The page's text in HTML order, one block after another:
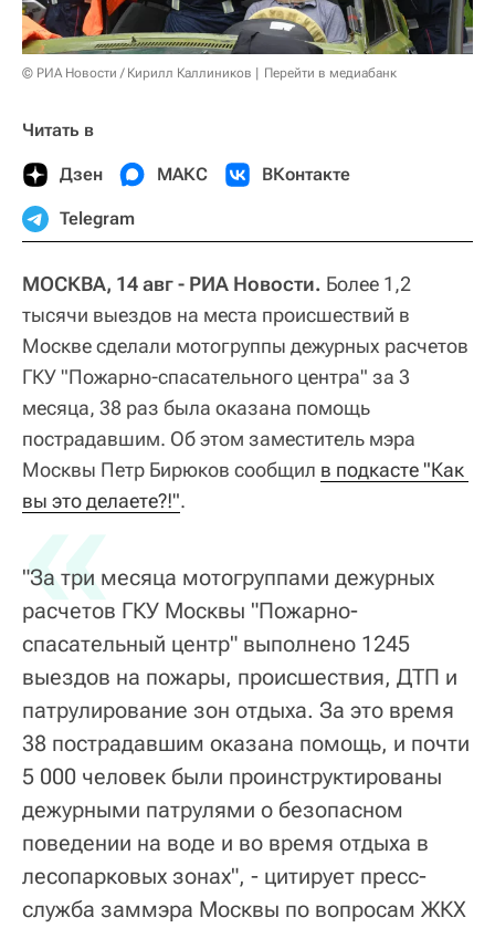
© РИА Новости / Кирилл Каллиников Перейти в медиабанк
Читать в
Дзен МАКС ВКонтакте
Telegram
МОСКВА, 14 авг - РИА Новости. Более 1,2
тысячи выездов на места происшествий в
Москве сделали мотогруппы дежурных расчетов
ГКУ "Пожарно-спасательного центра" за 3
месяца, 38 раз была оказана помощь
пострадавшим. Об этом заместитель мэра
Москвы Петр Бирюков сообщил в подкасте "Как
вы это делаете?!".
«
"За три месяца мотогруппами дежурных
расчетов ГКУ Москвы "Пожарно-
спасательный центр" выполнено 1245
выездов на пожары, происшествия, ДТП и
патрулирование зон отдыха. За это время
38 пострадавшим оказана помощь, и почти
5 000 человек были проинструктированы
дежурными патрулями о безопасном
поведении на воде и во время отдыха в
лесопарковых зонах", - цитирует пресс-
служба заммэра Москвы по вопросам ЖКХ